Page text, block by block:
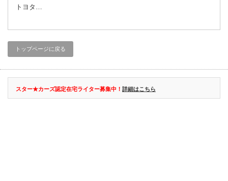
トヨタ…
トップページに戻る
スター★カーズ認定在宅ライター募集中！ 詳細はこちら